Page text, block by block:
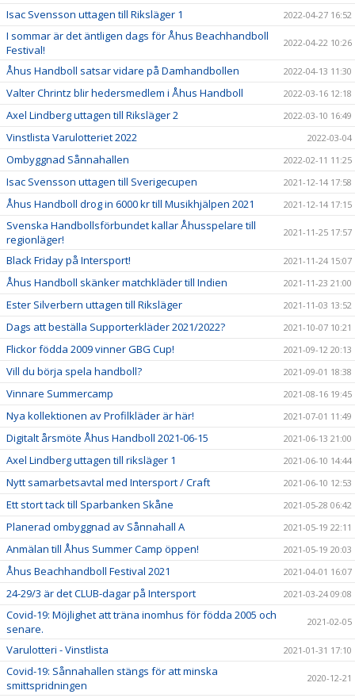
Isac Svensson uttagen till Riksläger 1 2022-04-27 16:52
I sommar är det äntligen dags för Åhus Beachhandboll
Festival!
2022-04-22 10:26
Åhus Handboll satsar vidare på Damhandbollen 2022-04-13 11:30
Valter Chrintz blir hedersmedlem i Åhus Handboll 2022-03-16 12:18
Axel Lindberg uttagen till Riksläger 2 2022-03-10 16:49
Vinstlista Varulotteriet 2022 2022-03-04
Ombyggnad Sånnahallen 2022-02-11 11:25
Isac Svensson uttagen till Sverigecupen 2021-12-14 17:58
Åhus Handboll drog in 6000 kr till Musikhjälpen 2021 2021-12-14 17:15
Svenska Handbollsförbundet kallar Åhusspelare till
regionläger!
2021-11-25 17:57
Black Friday på Intersport! 2021-11-24 15:07
Åhus Handboll skänker matchkläder till Indien 2021-11-23 21:00
Ester Silverbern uttagen till Riksläger 2021-11-03 13:52
Dags att beställa Supporterkläder 2021/2022? 2021-10-07 10:21
Flickor födda 2009 vinner GBG Cup! 2021-09-12 20:13
Vill du börja spela handboll? 2021-09-01 18:38
Vinnare Summercamp 2021-08-16 19:45
Nya kollektionen av Profilkläder är här! 2021-07-01 11:49
Digitalt årsmöte Åhus Handboll 2021-06-15 2021-06-13 21:00
Axel Lindberg uttagen till riksläger 1 2021-06-10 14:44
Nytt samarbetsavtal med Intersport / Craft 2021-06-10 12:53
Ett stort tack till Sparbanken Skåne 2021-05-28 06:42
Planerad ombyggnad av Sånnahall A 2021-05-19 22:11
Anmälan till Åhus Summer Camp öppen! 2021-05-19 20:03
Åhus Beachhandboll Festival 2021 2021-04-01 16:07
24-29/3 är det CLUB-dagar på Intersport 2021-03-24 09:08
Covid-19: Möjlighet att träna inomhus för födda 2005 och
senare.
2021-02-05
Varulotteri - Vinstlista 2021-01-31 17:10
Covid-19: Sånnahallen stängs för att minska
smittspridningen
2020-12-21